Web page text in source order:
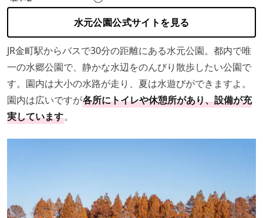
水元公園公式サイトを見る
JR金町駅からバスで30分の距離にある水元公園。都内で唯
一の水郷公園で、静かな水辺をのんびり散歩したい公園で
す。園内は大小の水路が走り、夏は水遊びができますよ。
園内は広いですが各所にトイレや休憩所があり、設備が充
実しています。